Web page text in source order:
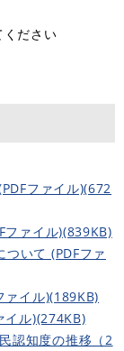
ださい
ファイル)(672
ファイル)(839KB)
ついて (PDFファ
ァイル)(189KB)
イル)(274KB)
認知度の推移（2